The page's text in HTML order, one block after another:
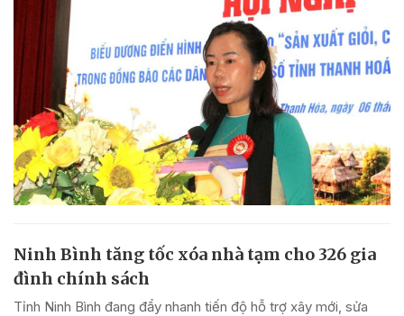
Ninh Bình tăng tốc xóa nhà tạm cho 326 gia
đình chính sách
Tỉnh Ninh Bình đang đẩy nhanh tiến độ hỗ trợ xây mới, sửa